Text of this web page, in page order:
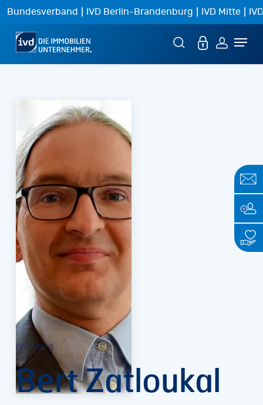
Skip
main
Bundesverband | IVD Berlin-Brandenburg | IVD Mitte |
IVD Nord
Bert Zatloukal